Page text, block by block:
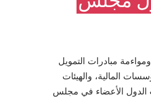
مبادرات التمويل
المالية، والهيئات
الدول الأعضاء في مجلس